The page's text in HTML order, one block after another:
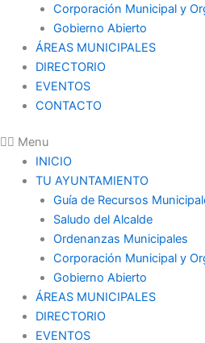
Corporación Municipal y
Gobierno Abierto
ÁREAS MUNICIPALES
DIRECTORIO
EVENTOS
CONTACTO
Menu
INICIO
TU AYUNTAMIENTO
Guía de Recursos
Saludo del Alcalde
Ordenanzas Municipales
Corporación Municipal y
Gobierno Abierto
ÁREAS MUNICIPALES
DIRECTORIO
EVENTOS